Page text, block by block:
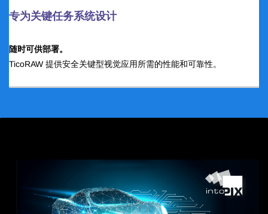
专为关键任务系统设计
随时可供部署。
TicoRAW 提供安全关键型视觉应用所需的性能和可靠性。